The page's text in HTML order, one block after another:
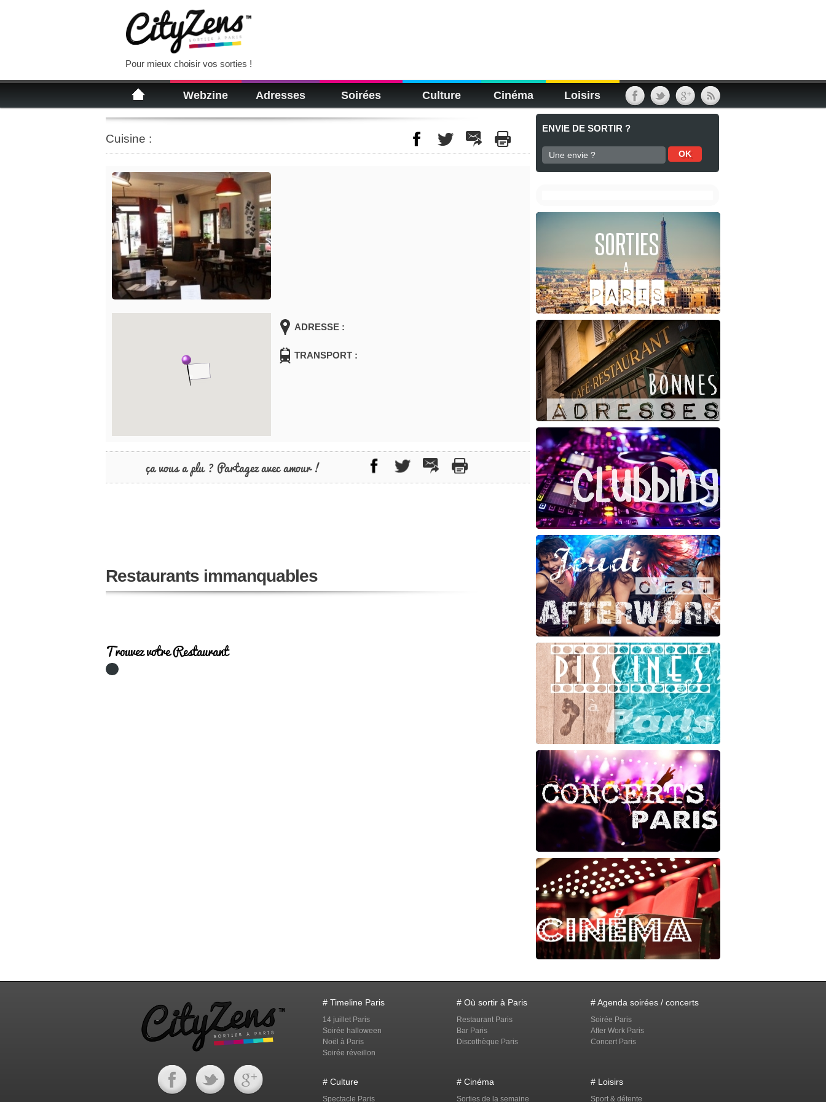
Pour mieux choisir vos sorties !
Webzine Adresses Soirées Culture Cinéma Loisirs
Cuisine :
ADRESSE :
TRANSPORT :
ça vous a plu ? Partagez avec amour !
Restaurants immanquables
Trouvez votre Restaurant
ENVIE DE SORTIR ?
# Timeline Paris
14 juillet Paris
Soirée halloween
Noël à Paris
Soirée réveillon
# Où sortir à Paris
Restaurant Paris
Bar Paris
Discothèque Paris
# Agenda soirées / concerts
Soirée Paris
After Work Paris
Concert Paris
# Culture
Spectacle Paris
# Cinéma
Sorties de la semaine
# Loisirs
Sport & détente